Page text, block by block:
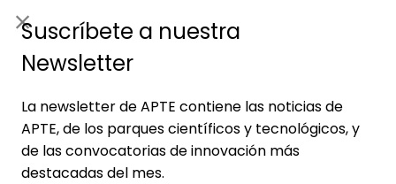
Suscríbete a nuestra
Newsletter
La newsletter de APTE contiene las noticias de
APTE, de los parques científicos y tecnológicos, y
de las convocatorias de innovación más
destacadas del mes.